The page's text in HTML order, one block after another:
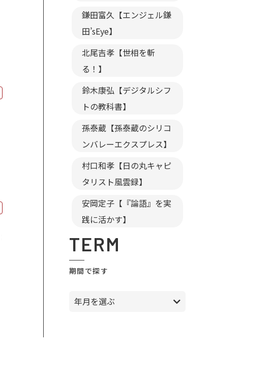
鎌田富久【エンジェル鎌
田’sEye】
北尾吉孝【世相を斬
る！】
鈴木康弘【デジタルシフ
トの教科書】
孫泰蔵【孫泰蔵のシリコ
ンバレーエクスプレス】
村口和孝【日の丸キャピ
タリスト風雲録】
安岡定子【『論語』を実
践に活かす】
TERM
期間で探す
年月を選ぶ